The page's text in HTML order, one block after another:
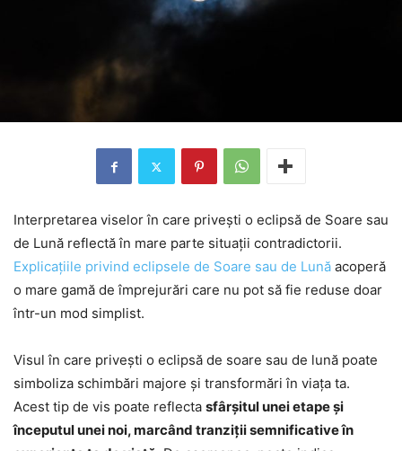
Interpretarea viselor în care privești o eclipsă de Soare sau
de Lună reflectă în mare parte situații contradictorii.
Explicațiile privind eclipsele de Soare sau de Lună acoperă
o mare gamă de împrejurări care nu pot să fie reduse doar
într-un mod simplist.
Visul în care privești o eclipsă de soare sau de lună poate
simboliza schimbări majore și transformări în viața ta.
Acest tip de vis poate reflecta sfârșitul unei etape și
începutul unei noi, marcând tranziții semnificative în